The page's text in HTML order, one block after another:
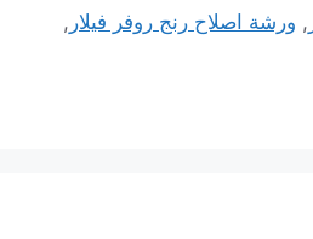
, ورشة اصلاح رنج روفر فيلار ,